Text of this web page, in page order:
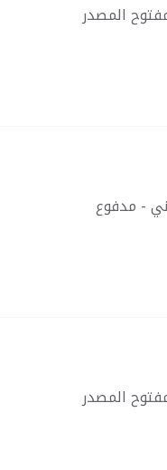
المصدر
- مدفوع
المصدر